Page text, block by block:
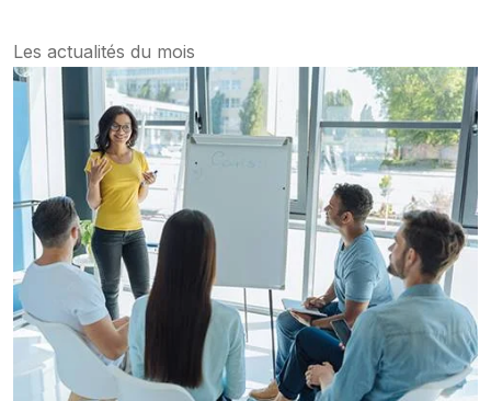
Les actualités du mois